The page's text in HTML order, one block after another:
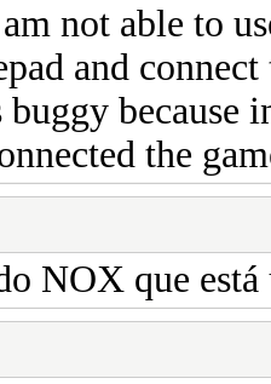
not able to
and
buggy because
the
NOX que